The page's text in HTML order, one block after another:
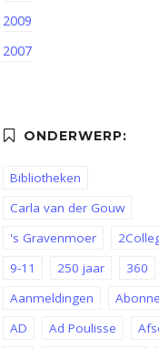
2009
2007
Bibliotheken
Carla van der Gouw
's Gravenmoer
9-11
250 jaar
360
Aanmeldingen
AD
Ad Poulisse